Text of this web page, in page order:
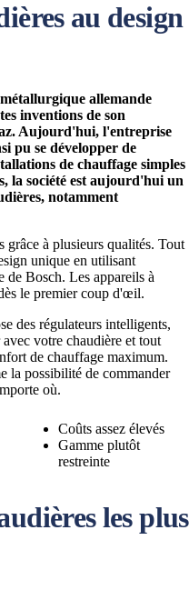
au design
allemande
inventions de son
Aujourd'hui, l'entreprise
pu se développer de
de chauffage simples
la société est aujourd'hui un
notamment
grâce à plusieurs qualités. Tout
unique en utilisant
Bosch. Les appareils à
le premier coup d'œil.
des régulateurs intelligents,
votre chaudière et tout
de chauffage maximum.
la possibilité de commander
où.
Coûts assez élevés
Gamme plutôt
restreinte
les plus